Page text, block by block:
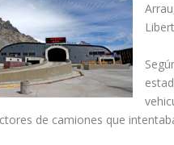
de camiones que